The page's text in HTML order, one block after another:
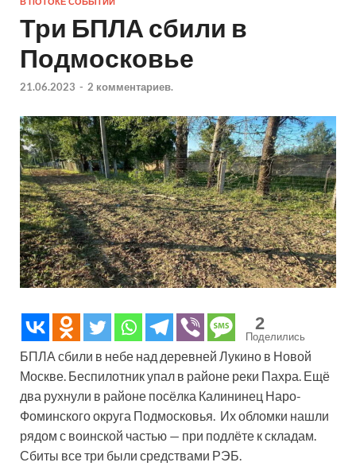
Три БПЛА сбили в
Подмосковье
21.06.2023 - 2 комментариев.
2
Поделились
БПЛА сбили в небе над деревней Лукино в Новой
Москве. Беспилотник упал в районе реки Пахра. Ещё
два рухнули в районе посёлка Калининец Наро-
Фоминского округа Подмосковья. Их обломки нашли
рядом с воинской частью — при подлёте к складам.
Сбиты все три были средствами РЭБ.